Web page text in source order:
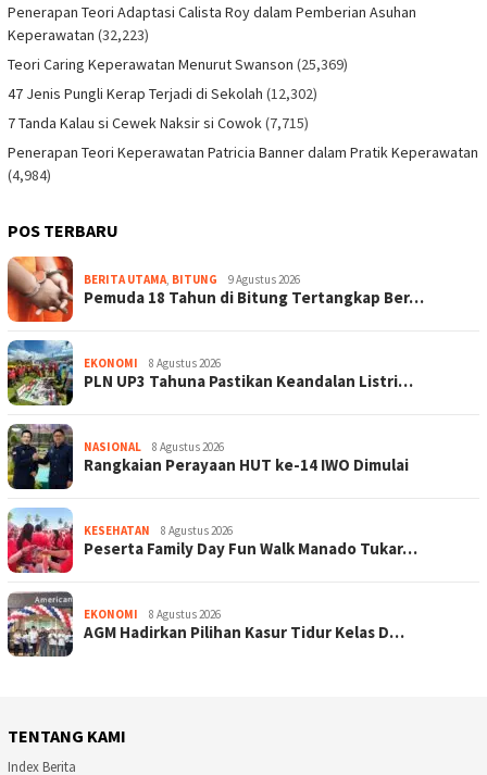
Penerapan Teori Adaptasi Calista Roy dalam Pemberian Asuhan
Keperawatan (32,223)
Teori Caring Keperawatan Menurut Swanson (25,369)
47 Jenis Pungli Kerap Terjadi di Sekolah (12,302)
7 Tanda Kalau si Cewek Naksir si Cowok(7,715)
Penerapan Teori Keperawatan Patricia Banner dalam Pratik Keperawatan
(4,984)
POS TERBARU
BERITA UTAMA BITUNG 9 Agustus 2026
Pemuda 18 Tahun di Bitung Tertangkap Ber…
EKONOMI 8 Agustus 2026
PLN UP3 Tahuna Pastikan Keandalan Listri…
NASIONAL 8 Agustus 2026
Rangkaian Perayaan HUT ke-14 IWO Dimulai
KESEHATAN 8 Agustus 2026
Peserta Family Day Fun Walk Manado Tukar…
EKONOMI 8 Agustus 2026
AGM Hadirkan Pilihan Kasur Tidur Kelas D…
TENTANG KAMI
Index Berita